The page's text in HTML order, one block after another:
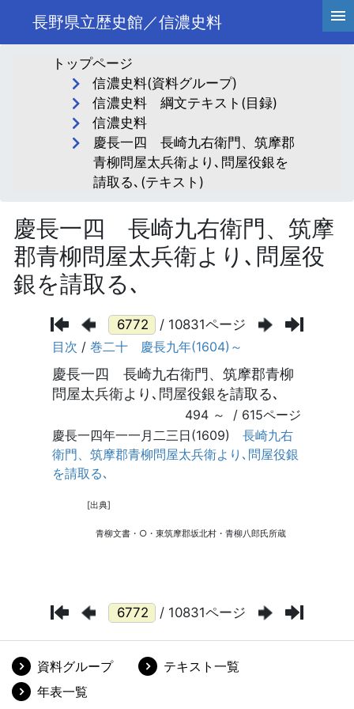
長野県立歴史館／信濃史料
トップページ
信濃史料(資料グループ)
信濃史料 綱文テキスト(目録)
信濃史料
慶長一四 長崎九右衛門、筑摩郡
青柳問屋太兵衛より､問屋役銀を
請取る､(テキスト)
慶長一四 長崎九右衛門、筑摩
郡青柳問屋太兵衛より､問屋役
銀を請取る､
/ 10831ページ
/ 10831ページ
資料グループ
テキスト一覧
年表一覧